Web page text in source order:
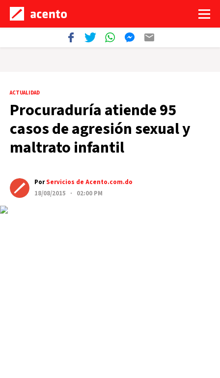
ACTUALIDAD
Procuraduría atiende 95
casos de agresión sexual y
maltrato infantil
PorServicios de Acento.com.do
18/08/2015 · 02:00 PM